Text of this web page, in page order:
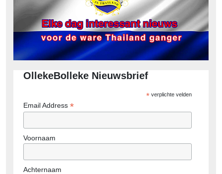
OllekeBolleke Nieuwsbrief
*verplichte velden
Email Address *
Voornaam
Achternaam